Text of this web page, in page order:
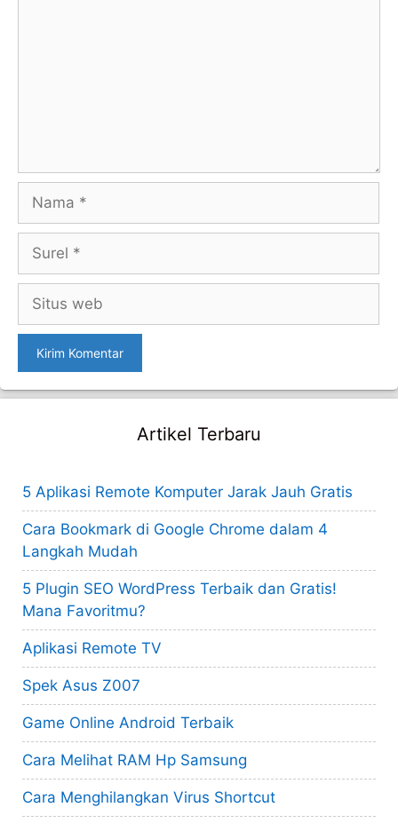
Nama
Surel
Situs
web
Artikel Terbaru
5 Aplikasi Remote Komputer Jarak Jauh Gratis
Cara Bookmark di Google Chrome dalam 4
Langkah Mudah
5 Plugin SEO WordPress Terbaik dan Gratis!
Mana Favoritmu?
Aplikasi Remote TV
Spek Asus Z007
Game Online Android Terbaik
Cara Melihat RAM Hp Samsung
Cara Menghilangkan Virus Shortcut